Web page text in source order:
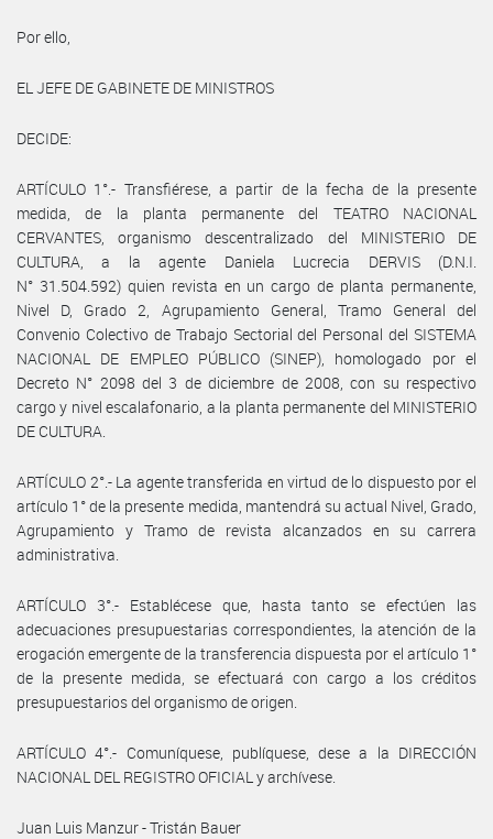
Por ello,
EL JEFE DE GABINETE DE MINISTROS
DECIDE:
ARTÍCULO 1°.- Transfiérese, a partir de la fecha de la presente
medida, de la planta permanente del TEATRO NACIONAL
CERVANTES, organismo descentralizado del MINISTERIO DE
CULTURA, a la agente Daniela Lucrecia DERVIS (D.N.I.
N° 31.504.592) quien revista en un cargo de planta permanente,
Nivel D, Grado 2, Agrupamiento General, Tramo General del
Convenio Colectivo de Trabajo Sectorial del Personal del SISTEMA
NACIONAL DE EMPLEO PÚBLICO (SINEP), homologado por el
Decreto N° 2098 del 3 de diciembre de 2008, con su respectivo
cargo y nivel escalafonario, a la planta permanente del MINISTERIO
DE CULTURA.
ARTÍCULO 2°.- La agente transferida en virtud de lo dispuesto por el
artículo 1° de la presente medida, mantendrá su actual Nivel, Grado,
Agrupamiento y Tramo de revista alcanzados en su carrera
administrativa.
ARTÍCULO 3°.- Establécese que, hasta tanto se efectúen las
adecuaciones presupuestarias correspondientes, la atención de la
erogación emergente de la transferencia dispuesta por el artículo 1°
de la presente medida, se efectuará con cargo a los créditos
presupuestarios del organismo de origen.
ARTÍCULO 4°.- Comuníquese, publíquese, dese a la DIRECCIÓN
NACIONAL DEL REGISTRO OFICIAL y archívese.
Juan Luis Manzur - Tristán Bauer